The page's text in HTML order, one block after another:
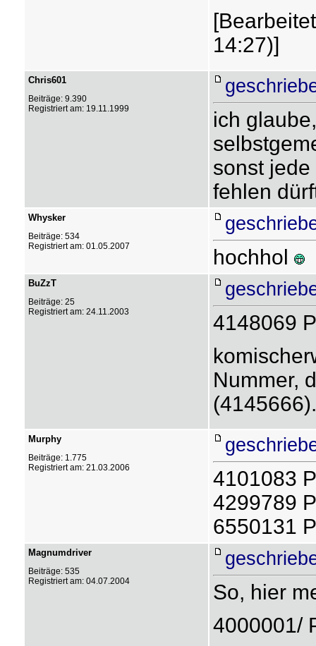
14:27)]
Chris601
Beiträge: 9.390
Registriert am: 19.11.1999
ich
sonst
fehlen
Whysker
Beiträge: 534
Registriert am: 01.05.2007
hochhol
BuZzT
Beiträge: 25
Registriert am: 24.11.2003
4148069
Nummer,
Murphy
Beiträge: 1.775
Registriert am: 21.03.2006
4101083
4299789
6550131
Magnumdriver
Beiträge: 535
Registriert am: 04.07.2004
So, hier
4000001/